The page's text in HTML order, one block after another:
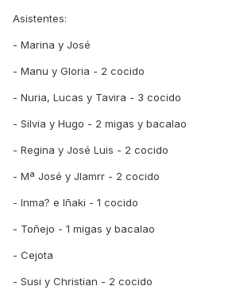
Asistentes:
- Marina y José
- Manu y Gloria - 2 cocido
- Nuria, Lucas y Tavira - 3 cocido
- Silvia y Hugo - 2 migas y bacalao
- Regina y José Luis - 2 cocido
- Mª José y Jlamrr - 2 cocido
- Inma? e Iñaki - 1 cocido
- Toñejo - 1 migas y bacalao
- Cejota
- Susi y Christian - 2 cocido